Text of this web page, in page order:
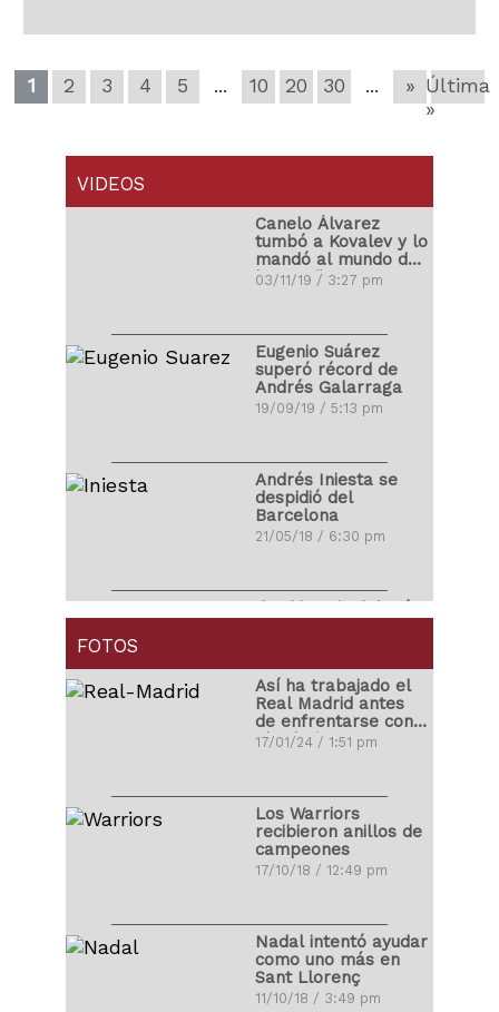
1 2 3 4 5 ... 10 20 30 ... » Última
»
VIDEOS
Canelo Álvarez
tumbó a Kovalev y lo
mandó al mundo de
los sueños
03/11/19 / 3:27 pm
Eugenio Suárez
superó récord de
Andrés Galarraga
19/09/19 / 5:13 pm
Andrés Iniesta se
despidió del
Barcelona
21/05/18 / 6:30 pm
Ibrahimovic debutó
Carlos Correa
propuso matrimonio
Ronald Vargas se
fracturó la tibia y el
Miguel Cabrera
FOTOS
Así ha trabajado el
Real Madrid antes
de enfrentarse con
el Atleti
17/01/24 / 1:51 pm
Los Warriors
recibieron anillos de
campeones
17/10/18 / 12:49 pm
Nadal intentó ayudar
como uno más en
Sant Llorenç
11/10/18 / 3:49 pm